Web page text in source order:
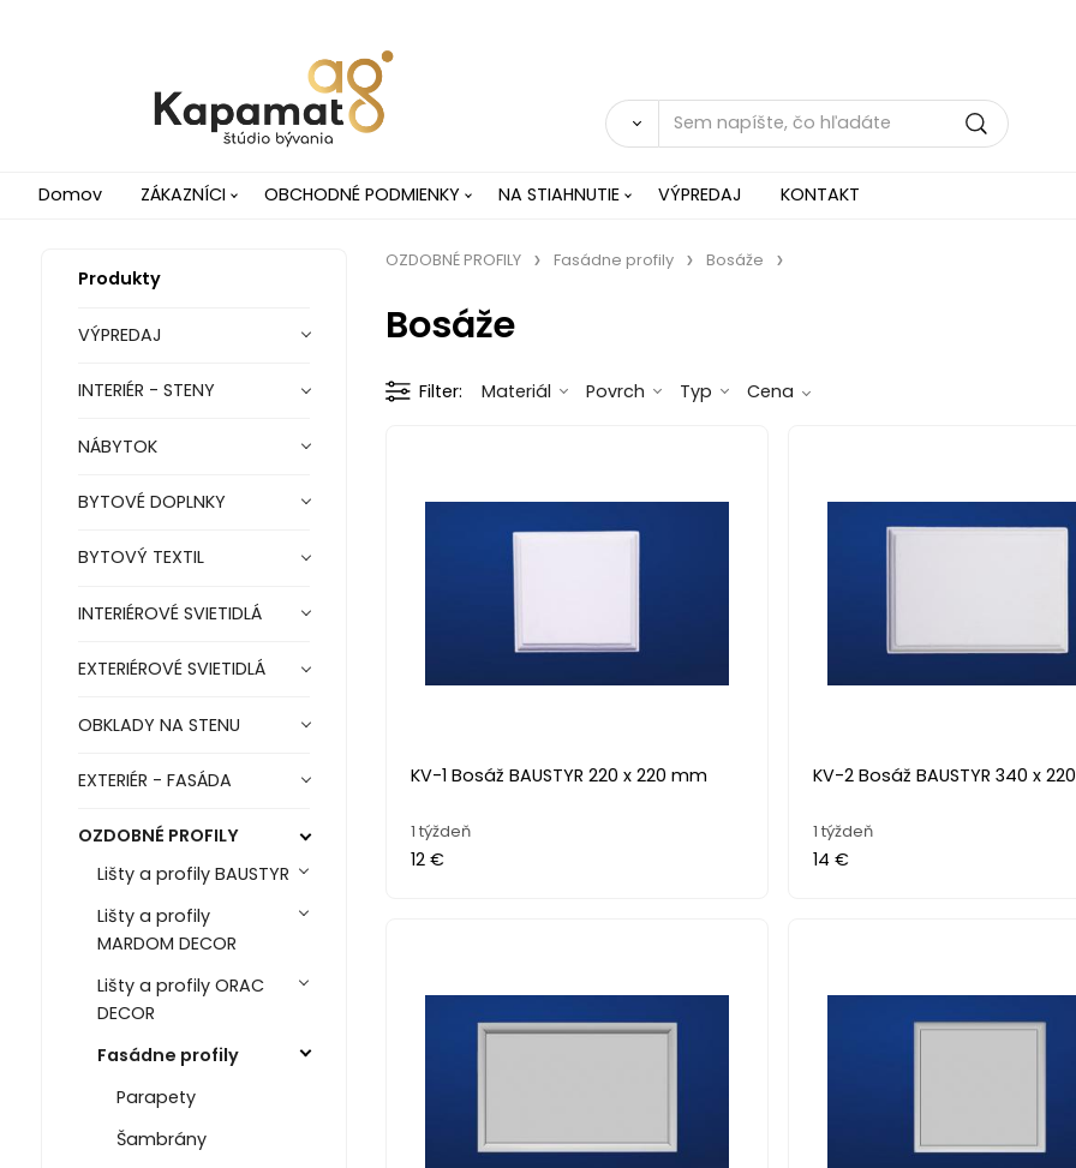
Domov ZÁKAZNÍCI OBCHODNÉ PODMIENKY NA STIAHNUTIE VÝPREDAJ KONTAKT
Produkty
VÝPREDAJ
INTERIÉR - STENY
NÁBYTOK
BYTOVÉ DOPLNKY
BYTOVÝ TEXTIL
INTERIÉROVÉ SVIETIDLÁ
EXTERIÉROVÉ SVIETIDLÁ
OBKLADY NA STENU
EXTERIÉR - FASÁDA
OZDOBNÉ PROFILY
Lišty a profily BAUSTYR
Lišty a profily
MARDOM DECOR
Lišty a profily ORAC
DECOR
Fasádne profily
Parapety
Šambrány
OZDOBNÉ PROFILY Fasádne profily Bosáže
Bosáže
Filter Materiál Povrch Typ Cena
KV-1 Bosáž BAUSTYR 220 x 220 mm
1 týždeň
12 €
KV-2 Bosáž BAUSTYR 340 x
1 týždeň
14 €